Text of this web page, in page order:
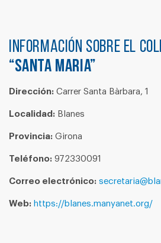
Información sobre el
“SANTA MARIA”
Dirección: Carrer Santa Bàrbara, 1
Localidad: Blanes
Provincia: Girona
Teléfono: 972330091
Correo electrónico:
Web: https://blanes.manyanet.org/